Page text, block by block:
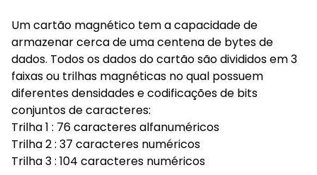
Um cartão magnético tem a capacidade de
armazenar cerca de uma centena de bytes de
dados. Todos os dados do cartão são divididos em 3
faixas ou trilhas magnéticas no qual possuem
diferentes densidades e codificações de bits
conjuntos de caracteres:
Trilha 1 : 76 caracteres alfanuméricos
Trilha 2 : 37 caracteres numéricos
Trilha 3 : 104 caracteres numéricos